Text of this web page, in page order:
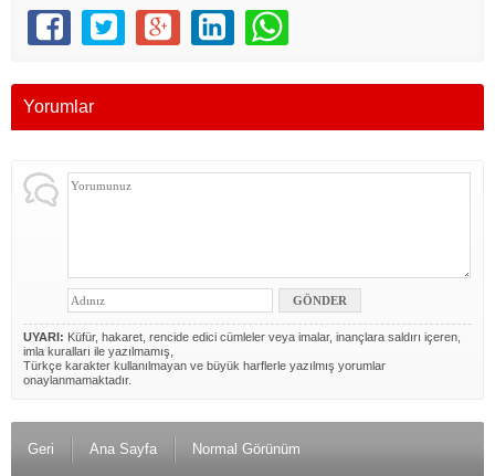
Yorumlar
UYARI: Küfür, hakaret, rencide edici cümleler veya imalar, inançlara saldırı içeren,
imla kuralları ile yazılmamış,
Türkçe karakter kullanılmayan ve büyük harflerle yazılmış yorumlar
onaylanmamaktadır.
Geri Ana Sayfa Normal Görünüm